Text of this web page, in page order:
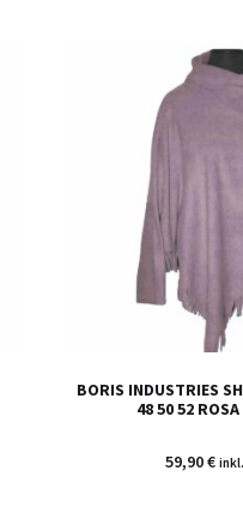
BORIS INDUSTRIES
48 50 52
59,90€